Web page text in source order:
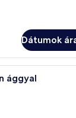
Dátumok
Egy
ággyal